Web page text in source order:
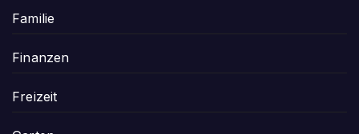
Familie
Finanzen
Freizeit